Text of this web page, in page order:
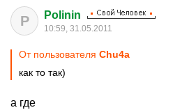
P Polinin
10:59, 31.05.2011
От пользователя Chu4a
как то так)
а где